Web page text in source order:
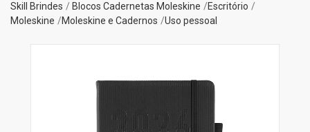
Skill Brindes Blocos Cadernetas Moleskine
Escritório
Moleskine
Moleskine e Cadernos Uso pessoal